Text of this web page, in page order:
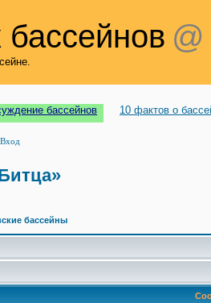
бассейнов 10 фактов о
Вход
бассейны